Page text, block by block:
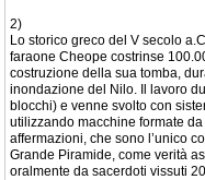
2)
Lo storico greco del V secolo
faraone Cheope costrinse
costruzione della sua tomba,
inondazione del Nilo. Il lavoro
blocchi) e venne svolto con
utilizzando macchine formate
affermazioni, che sono l’unico
Grande Piramide, come verità
oralmente da sacerdoti vissuti